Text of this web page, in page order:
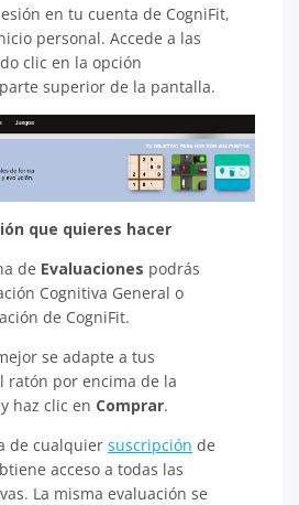
en tu cuenta de CogniFit,
personal. Accede a las
clic en la opción
superior de la pantalla.
que quieres hacer
de Evaluaciones podrás
Cognitiva General o
de CogniFit.
se adapte a tus
ratón por encima de la
haz clic en Comprar.
de cualquier suscripción de
acceso a todas las
La misma evaluación se